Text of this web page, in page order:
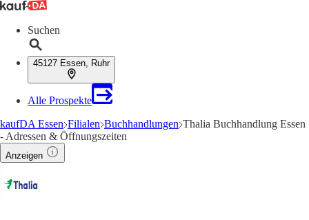
Suchen
45127 Essen, Ruhr
Alle Prospekte
kaufDA Essen Filialen Buchhandlungen Thalia Buchhandlung Essen
- Adressen & Öffnungszeiten
Anzeigen